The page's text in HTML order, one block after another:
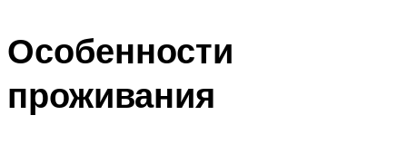
Особенности
проживания